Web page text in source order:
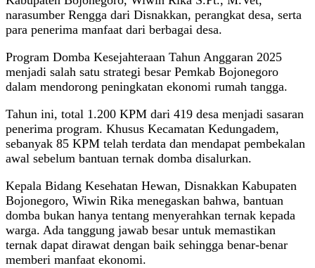
narasumber Rengga dari Disnakkan, perangkat desa, serta
para penerima manfaat dari berbagai desa.
Program Domba Kesejahteraan Tahun Anggaran 2025
menjadi salah satu strategi besar Pemkab Bojonegoro
dalam mendorong peningkatan ekonomi rumah tangga.
Tahun ini, total 1.200 KPM dari 419 desa menjadi sasaran
penerima program. Khusus Kecamatan Kedungadem,
sebanyak 85 KPM telah terdata dan mendapat pembekalan
awal sebelum bantuan ternak domba disalurkan.
Kepala Bidang Kesehatan Hewan, Disnakkan Kabupaten
Bojonegoro, Wiwin Rika menegaskan bahwa, bantuan
domba bukan hanya tentang menyerahkan ternak kepada
warga. Ada tanggung jawab besar untuk memastikan
ternak dapat dirawat dengan baik sehingga benar-benar
memberi manfaat ekonomi.